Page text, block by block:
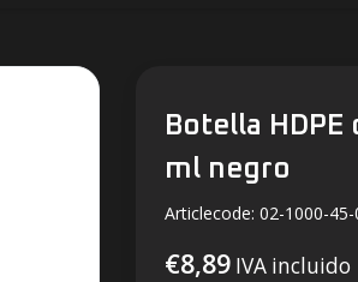
Botella
ml negro
Articlecode: 02-1000-
€8,89 IVA incluido